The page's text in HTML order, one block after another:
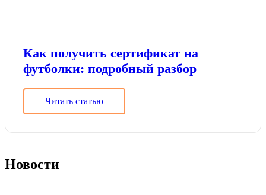
Как получить сертификат на
футболки: подробный разбор
Читать статью
Новости